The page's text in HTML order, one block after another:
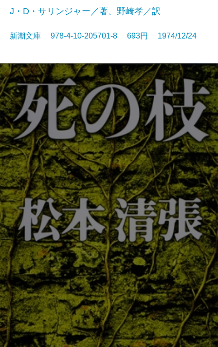
J・D・サリンジャー／著、野崎孝／訳
新潮文庫 978-4-10-205701-8 693円 1974/12/24